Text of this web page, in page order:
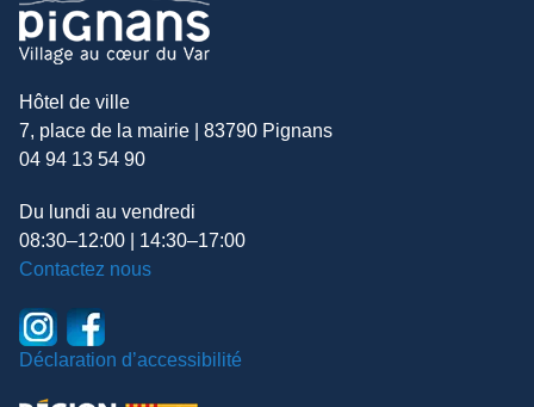
Hôtel de ville
7, place de la mairie | 83790 Pignans
04 94 13 54 90
Du lundi au vendredi
08:30–12:00 | 14:30–17:00
Contactez nous
Déclaration d’accessibilité